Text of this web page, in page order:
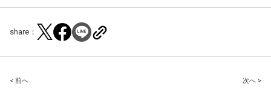
share：
Post
< 前へ 次へ >